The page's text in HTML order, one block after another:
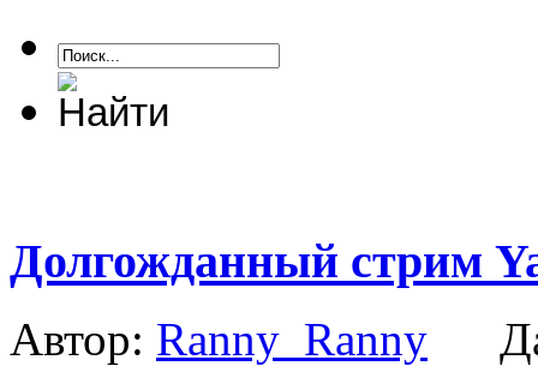
Долгожданный стрим
Автор: Ranny_Ranny